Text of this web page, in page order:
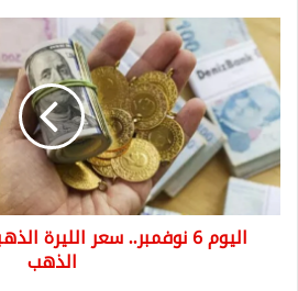
اليوم
نوفمبر..
سعر
الليرة
الذهبية
ونصف
وربع
ليرة
الذهب
اليوم 6 نوفمبر.. سعر الليرة
الذهب